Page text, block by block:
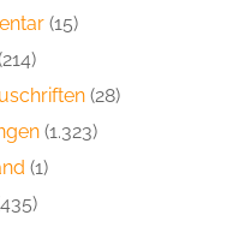
(15)
(28)
(1.323)
(1)